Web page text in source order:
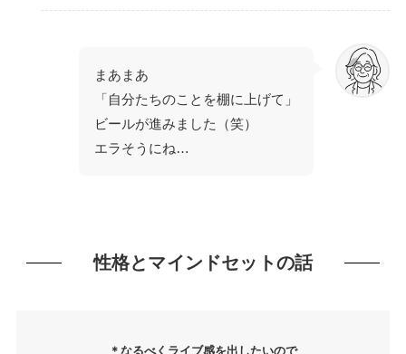
まあまあ
「自分たちのことを棚に上げて」
ビールが進みました（笑）
エラそうにね…
性格とマインドセットの話
＊なるべくライブ感を出したいので